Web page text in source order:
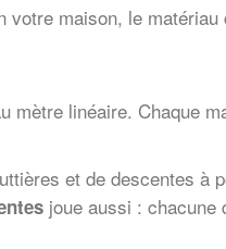
maison, le
mètre linéaire. Chaque
et de descentes
joue aussi : chacune